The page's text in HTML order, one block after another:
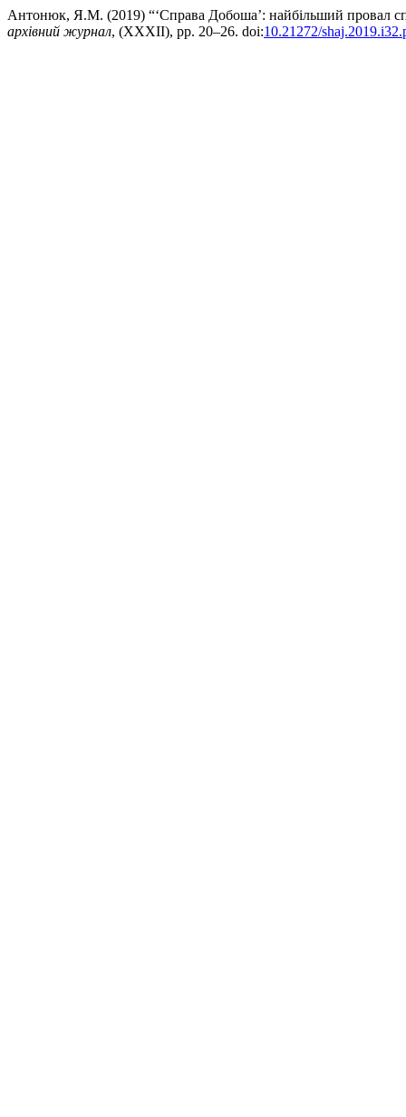
Антонюк, Я.М. (2019) “‘Справа Добоша’: найбільший провал
архівний журнал, (XXXII), pp. 20–26. doi:10.21272/